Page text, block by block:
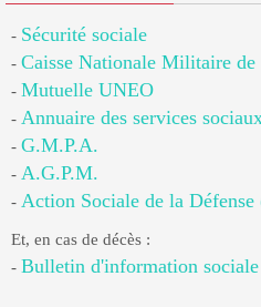
- Sécurité sociale
- Caisse Nationale Militaire de
- Mutuelle UNEO
- Annuaire des services
- G.M.P.A.
- A.G.P.M.
- Action Sociale de la
Et, en cas de décès :
- Bulletin d'information sociale